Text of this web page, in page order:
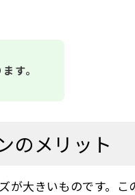
す。
のメリット
が大きいものです。こ